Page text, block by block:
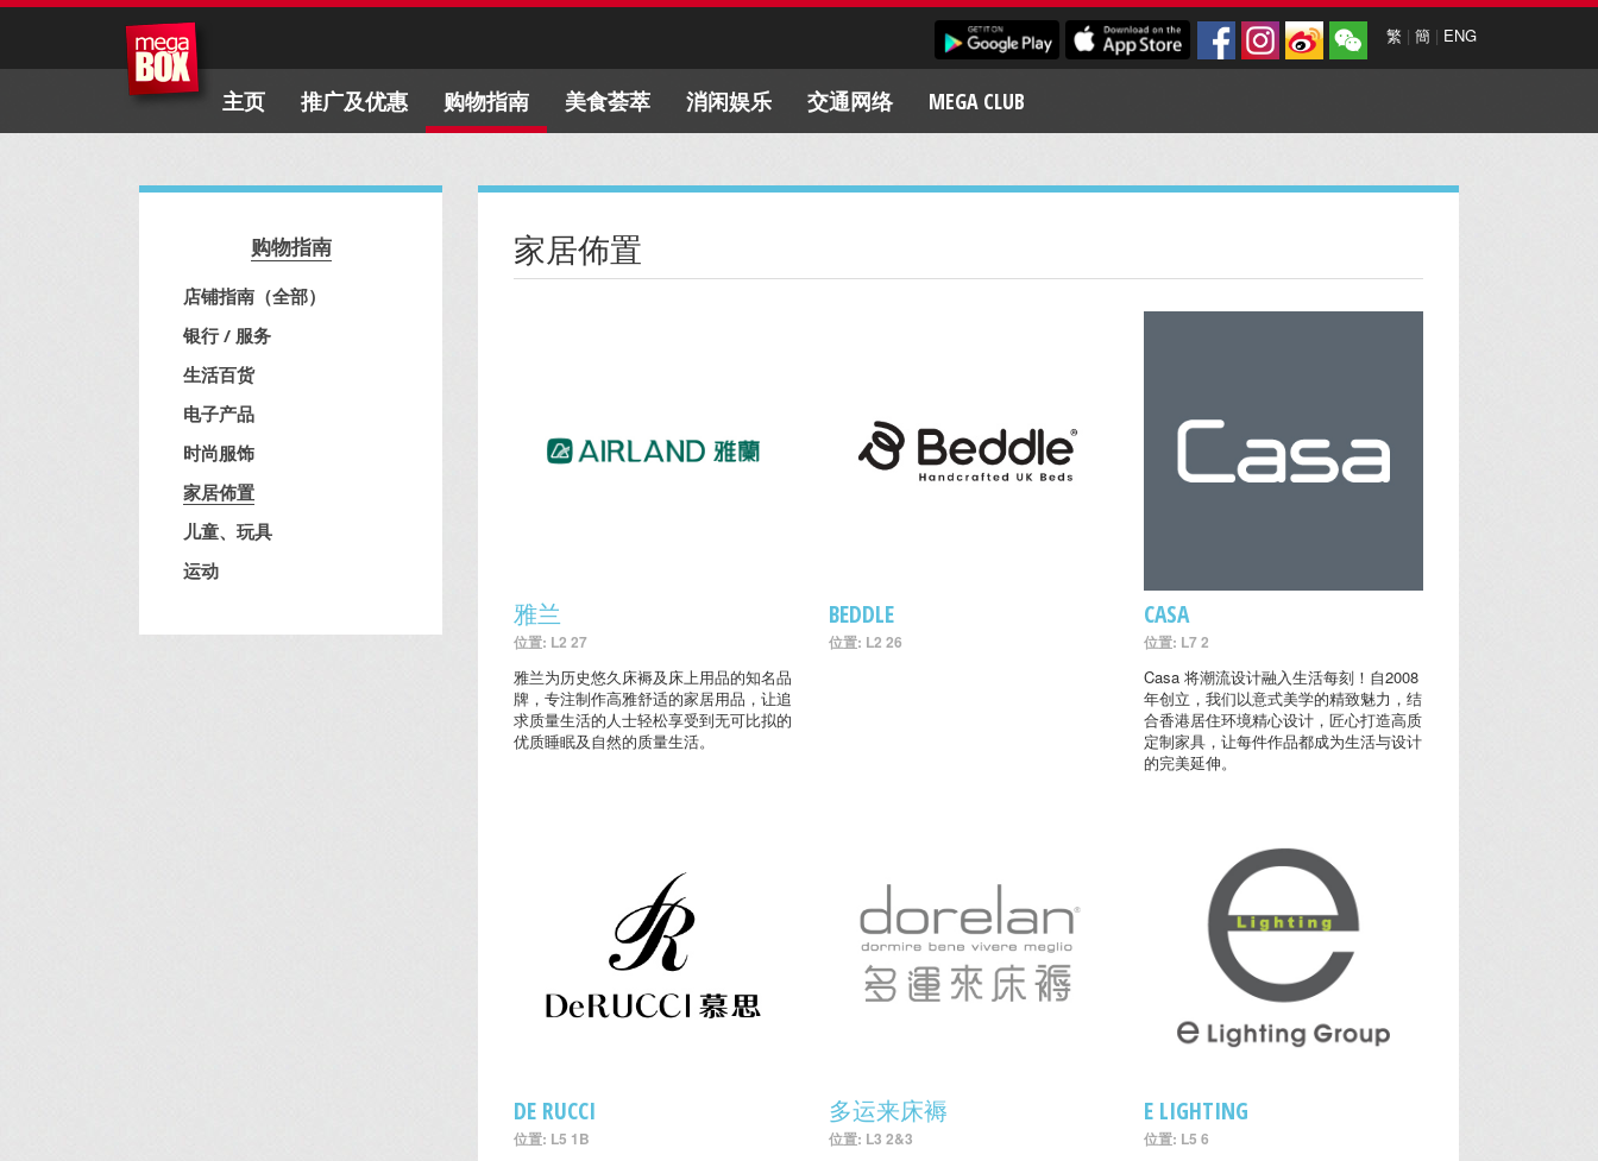
繁 | 簡 | ENG
主页 推广及优惠 购物指南 美食荟萃 消闲娱乐 交通网络 MEGA CLUB
购物指南
店铺指南（全部）
银行 / 服务
生活百货
电子产品
时尚服饰
家居佈置
儿童、玩具
运动
家居佈置
雅兰
位置: L2 27
雅兰为历史悠久床褥及床上用品的知名品
牌，专注制作高雅舒适的家居用品，让追
求质量生活的人士轻松享受到无可比拟的
优质睡眠及自然的质量生活。
BEDDLE
位置: L2 26
CASA
位置: L7 2
Casa 将潮流设计融入生活每刻！自2008
年创立，我们以意式美学的精致魅力，结
合香港居住环境精心设计，匠心打造高质
定制家具，让每件作品都成为生活与设计
的完美延伸。
DE RUCCI
位置: L5 1B
多运来床褥
位置: L3 2&3
E LIGHTING
位置: L5 6